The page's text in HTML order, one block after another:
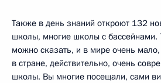
Также в день знаний откроют 132
школы, многие школы с бассейнами.
можно сказать, и в мире очень мало,
в стране, действительно, очень
школы. Вы многие посещали, сами